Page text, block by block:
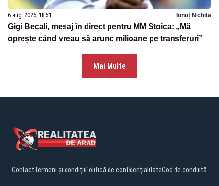
6 aug. 2026, 18:51 Ionuț Nichita
Gigi Becali, mesaj în direct pentru MM Stoica: „Mă
oprește când vreau să arunc milioane pe transferuri”
Mai Multe
ContactTermeni și condițiiPolitică de confidențialitateCod de conduită